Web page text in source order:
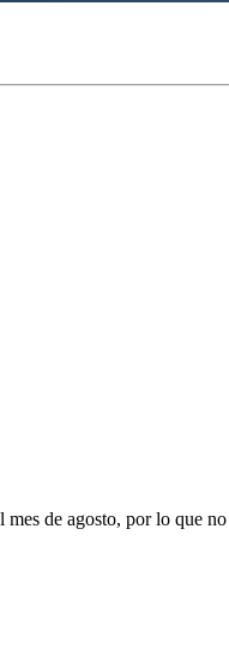
de agosto, por lo que